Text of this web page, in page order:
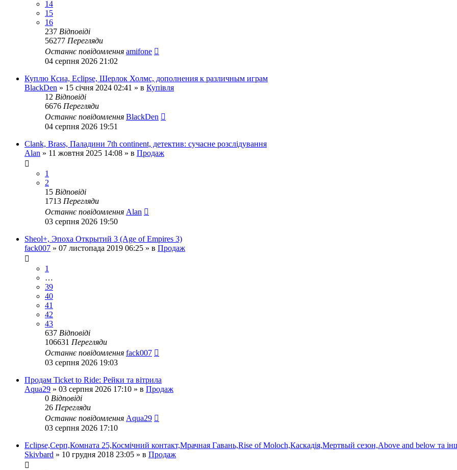
14
15
16
237 Відповіді
56277 Перегляди
Останнє повідомлення amifone
04 серпня 2026 21:02
Куплю Ксиа, Eclipse, Шерлок Холмс, дополнения к различным играм
BlackDen » 15 січня 2024 02:41 » в Купівля
12 Відповіді
6676 Перегляди
Останнє повідомлення BlackDen
04 серпня 2026 19:51
Clank, Brass, Паладини 7th continent, детектив: сучасне розслідування
Alan » 11 жовтня 2025 14:08 » в Продаж
1
2
15 Відповіді
1713 Перегляди
Останнє повідомлення Alan
03 серпня 2026 19:50
Sheol+, Эпоха Открытий 3 (Age of Empires 3)
fack007 » 07 листопада 2019 06:25 » в Продаж
1
…
39
40
41
42
43
637 Відповіді
106631 Перегляди
Останнє повідомлення fack007
03 серпня 2026 19:03
Продам Ticket to Ride: Рейки та вітрила
Aqua29 » 03 серпня 2026 17:10 » в Продаж
0 Відповіді
26 Перегляди
Останнє повідомлення Aqua29
03 серпня 2026 17:10
Eclipse,Серп,Комната 25,Космічний контакт,Мрачная Гавань,Rise of Moloch,Каскадія,Мертвый сезон,Above and below та
Skivbard » 10 грудня 2018 23:05 » в Продаж